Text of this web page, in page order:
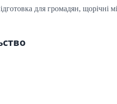
для громадян,